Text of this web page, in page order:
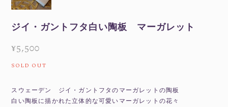
ジイ・ガントフタ白い陶板 マーガレット
¥5,500
SOLD OUT
スウェーデン ジイ・ガントフタのマーガレットの陶板
白い陶板に描かれた立体的な可愛いマーガレットの花々